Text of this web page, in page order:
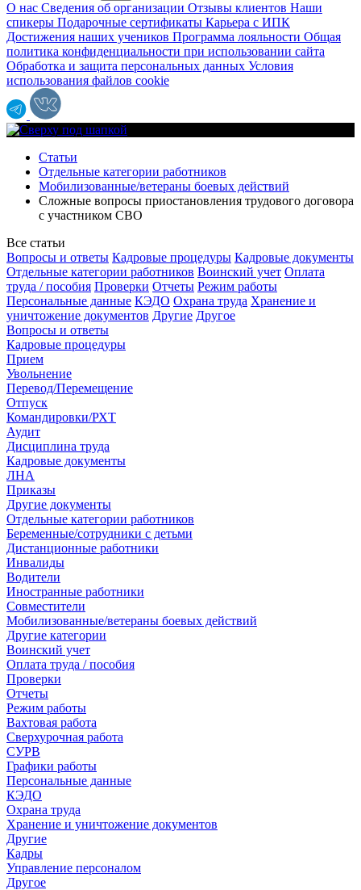
О нас Сведения об организации Отзывы клиентов Наши
спикеры Подарочные сертификаты Карьера с ИПК
Достижения наших учеников Программа лояльности Общая
политика конфиденциальности при использовании сайта
Обработка и защита персональных данных Условия
использования файлов cookie
Статьи
Отдельные категории работников
Мобилизованные/ветераны боевых действий
Сложные вопросы приостановления трудового договора
с участником СВО
Все статьи
Вопросы и ответы Кадровые процедуры Кадровые документы
Отдельные категории работников Воинский учет Оплата
труда / пособия Проверки Отчеты Режим работы
Персональные данные КЭДО Охрана труда Хранение и
уничтожение документов Другие Другое
Вопросы и ответы
Кадровые процедуры
Прием
Увольнение
Перевод/Перемещение
Отпуск
Командировки/РХТ
Аудит
Дисциплина труда
Кадровые документы
ЛНА
Приказы
Другие документы
Отдельные категории работников
Беременные/сотрудники с детьми
Дистанционные работники
Инвалиды
Водители
Иностранные работники
Совместители
Мобилизованные/ветераны боевых действий
Другие категории
Воинский учет
Оплата труда / пособия
Проверки
Отчеты
Режим работы
Вахтовая работа
Сверхурочная работа
СУРВ
Графики работы
Персональные данные
КЭДО
Охрана труда
Хранение и уничтожение документов
Другие
Кадры
Управление персоналом
Другое